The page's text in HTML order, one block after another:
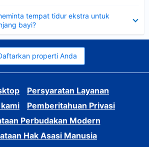
tempat tidur ekstra untuk
bayi?
properti Anda
Persyaratan Layanan
Pemberitahuan Privasi
Perbudakan Modern
Hak Asasi Manusia